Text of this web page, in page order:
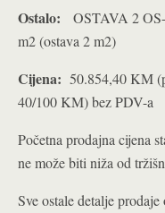
Ostalo: OSTAVA 2
m2 (ostava 2 m2)
Cijena: 50.854,40 KM
40/100 KM) bez PDV-a
Početna prodajna cijena
ne može biti niža od
Sve ostale detalje